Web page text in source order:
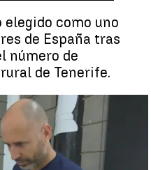
elegido como uno
de España tras
número de
de Tenerife.
como uno de los mejores
ha sido elegido como uno
mejores profesores de España